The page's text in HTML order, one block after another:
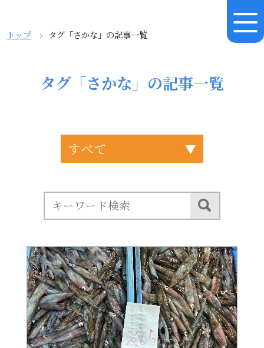
トップ タグ「さかな」の記事一覧
タグ「さかな」の記事一覧